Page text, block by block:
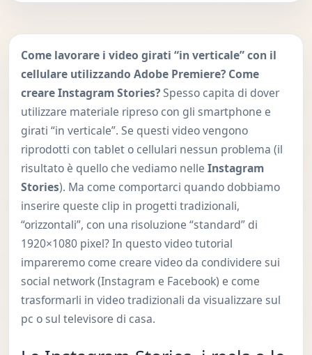
Come lavorare i video girati “in verticale” con il
cellulare utilizzando Adobe Premiere? Come
creare Instagram Stories?Spesso capita di dover
utilizzare materiale ripreso con gli smartphone e
girati “in verticale”. Se questi video vengono
riprodotti con tablet o cellulari nessun problema (il
risultato è quello che vediamo nelle Instagram
Stories). Ma come comportarci quando dobbiamo
inserire queste clip in progetti tradizionali,
“orizzontali”, con una risoluzione “standard” di
1920×1080 pixel? In questo video tutorial
impareremo come creare video da condividere sui
social network (Instagram e Facebook) e come
trasformarli in video tradizionali da visualizzare sul
pc o sul televisore di casa.